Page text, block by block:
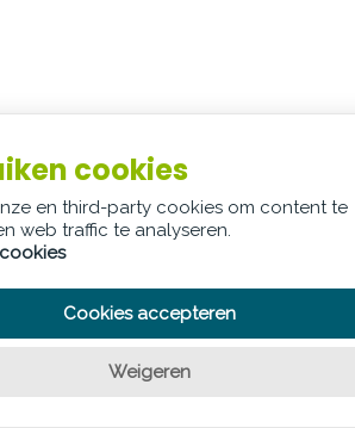
cookies
en third-party cookies om content te
web traffic te analyseren.
Cookies accepteren
Weigeren